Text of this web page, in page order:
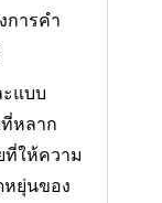
การคำ
แบบ
หลาก
ที่ให้ความ
ยุ่นของ